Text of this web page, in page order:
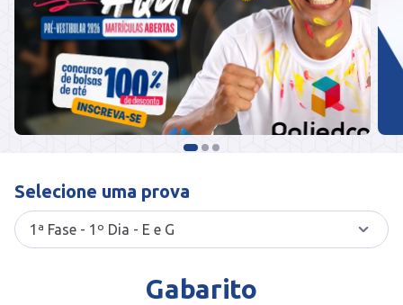
Selecione uma prova
Gabarito